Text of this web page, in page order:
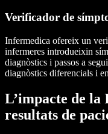
Verificador de
Infermedica ofereix un
infermeres introdueixin
diagnòstics i passos a
diagnòstics diferencials i
L’impacte de la
resultats de